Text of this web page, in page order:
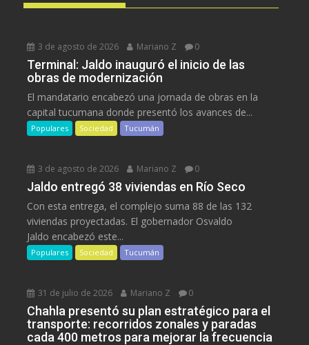
3 de agosto de 2026 Mariano Z 0
Terminal: Jaldo inauguró el inicio de las
obras de modernización
El mandatario encabezó una jornada de obras en la
capital tucumana donde presentó los avances de...
Populares Sociedad Tucumán
3 de agosto de 2026 Mariano Z 0
Jaldo entregó 38 viviendas en Río Seco
Con esta entrega, el complejo suma 88 de las 132
viviendas proyectadas. El gobernador Osvaldo
Jaldo encabezó este...
Populares Sociedad Tucumán
31 de julio de 2026 Mariano Z 0
Chahla presentó su plan estratégico para el
transporte: recorridos zonales y paradas
cada 400 metros para mejorar la frecuencia